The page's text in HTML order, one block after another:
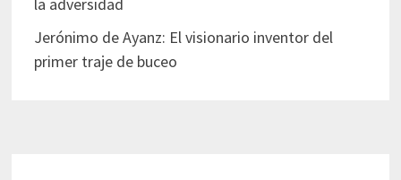
Jerónimo de Ayanz: El visionario inventor del
primer traje de buceo